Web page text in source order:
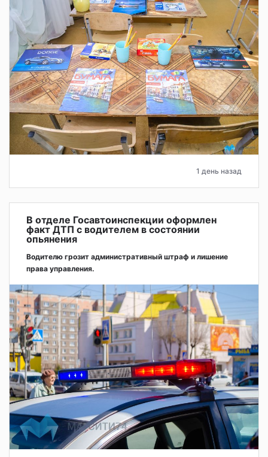
1 день назад
В отделе Госавтоинспекции оформлен
факт ДТП с водителем в состоянии
опьянения
Водителю грозит административный штраф и лишение
права управления.